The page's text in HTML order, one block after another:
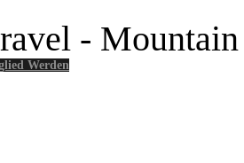
Werden
-